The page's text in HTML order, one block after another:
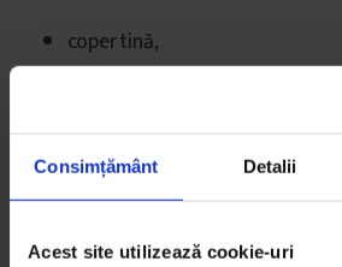
Consimțământ Detalii
Acest site utilizează cookie-uri
copertină,
târnaț,